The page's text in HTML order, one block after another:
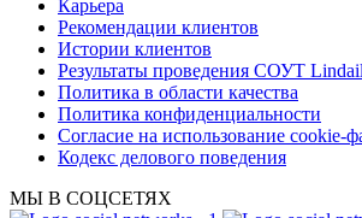
Карьера
Рекомендации клиентов
Истории клиентов
Результаты проведения СОУТ
Политика в области качества
Политика конфиденциальности
Согласие на использование cookie-
Кодекс делового поведения
МЫ В СОЦСЕТЯХ